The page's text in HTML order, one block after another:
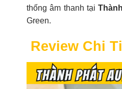
thống âm thanh tại
Green.
Review Chi